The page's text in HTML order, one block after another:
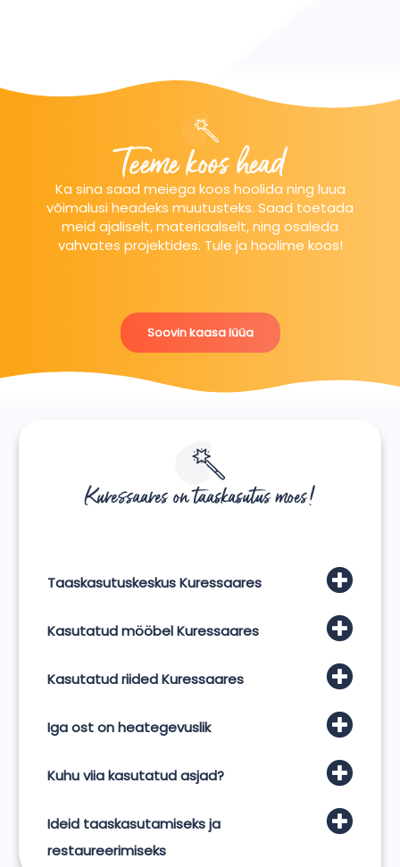
Teeme koos head
Ka sina saad meiega koos hoolida ning luua
võimalusi headeks muutusteks. Saad toetada
meid ajaliselt, materiaalselt, ning osaleda
vahvates projektides. Tule ja hoolime koos!
Soovin kaasa lüüa
Kuressaares on taaskasutus moes!
Taaskasutuskeskus Kuressaares
Kasutatud mööbel Kuressaares
Kasutatud riided Kuressaares
Iga ost on heategevuslik
Kuhu viia kasutatud asjad?
Ideid taaskasutamiseks ja
restaureerimiseks